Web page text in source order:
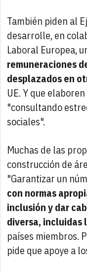
También piden al
desarrolle, en
Laboral Europea,
remuneraciones
desplazados en
UE. Y que
"consultando
sociales".
Muchas de las
construcción de
"Garantizar un
con normas
inclusión y dar
diversa, incluidas
países miembros.
pide que apoye a